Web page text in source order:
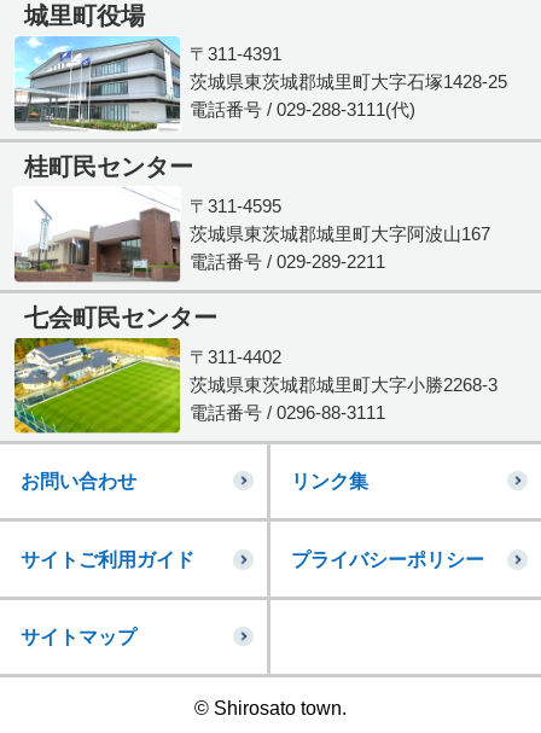
城里町役場
〒311-4391
茨城県東茨城郡城里町大字石塚1428-25
電話番号 / 029-288-3111(代)
桂町民センター
〒311-4595
茨城県東茨城郡城里町大字阿波山167
電話番号 / 029-289-2211
七会町民センター
〒311-4402
茨城県東茨城郡城里町大字小勝2268-3
電話番号 / 0296-88-3111
お問い合わせ リンク集
サイトご利用ガイド プライバシーポリシー
サイトマップ
© Shirosato town.